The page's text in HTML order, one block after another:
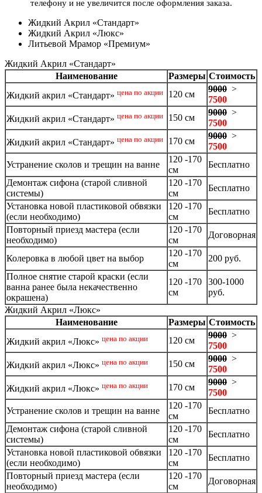
телефону и не увеличится после оформления заказа.
Жидкий Акрил «Стандарт»
Жидкий Акрил «Люкс»
Литьевой Мрамор «Премиум»
Жидкий Акрил «Стандарт»
Наименование
Размеры Стоимость
Жидкий акрил «Стандарт» цена по акции 120 см
9000 >
7500
Жидкий акрил «Стандарт» цена по акции 150 см
9000 >
7500
Жидкий акрил «Стандарт» цена по акции 170 см
9000 >
7500
Устранение сколов и трещин на ванне
120 -170
см
Бесплатно
Демонтаж сифона (старой сливной
системы)
120 -170
см
Бесплатно
Установка новой пластиковой обвязки
(если необходимо)
120 -170
см
Бесплатно
Повторный приезд мастера (если
необходимо)
120 -170
см
Договорная
Колеровка в любой цвет на выбор
120 -170
см
200 руб.
Полное снятие старой краски (если
ванна ранее была некачественно
окрашена)
120 -170
см
300-1000
руб.
Жидкий Акрил «Люкс»
Наименование
Размеры Стоимость
Жидкий акрил «Люкс» цена по акции 120 см
9000 >
7500
Жидкий акрил «Люкс» цена по акции 150 см
9000 >
7500
Жидкий акрил «Люкс» цена по акции 170 см
9000 >
7500
Устранение сколов и трещин на ванне
120 -170
см
Бесплатно
Демонтаж сифона (старой сливной
системы)
120 -170
см
Бесплатно
Установка новой пластиковой обвязки
(если необходимо)
120 -170
см
Бесплатно
Повторный приезд мастера (если
необходимо)
120 -170
см
Договорная